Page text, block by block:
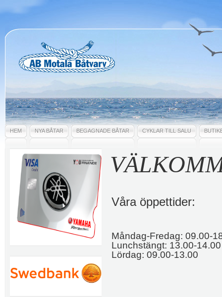
HEM NYA BÅTAR BEGAGNADE BÅTAR CYKLAR TILL SALU
Våra öppettider:
Måndag-Fredag: 09.00-
Lunchstängt: 13.00-14.00
Lördag: 09.00-13.00